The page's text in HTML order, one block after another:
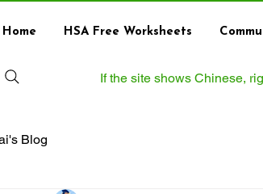
Home HSA Free Worksheets
If the site shows Chinese,
Blog